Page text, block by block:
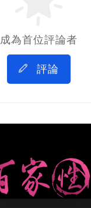
成為首位評論者
評論